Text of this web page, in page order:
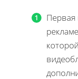
Первая